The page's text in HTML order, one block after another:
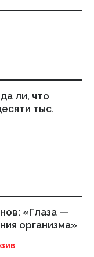
ли, что
тыс.
«Глаза —
организма»